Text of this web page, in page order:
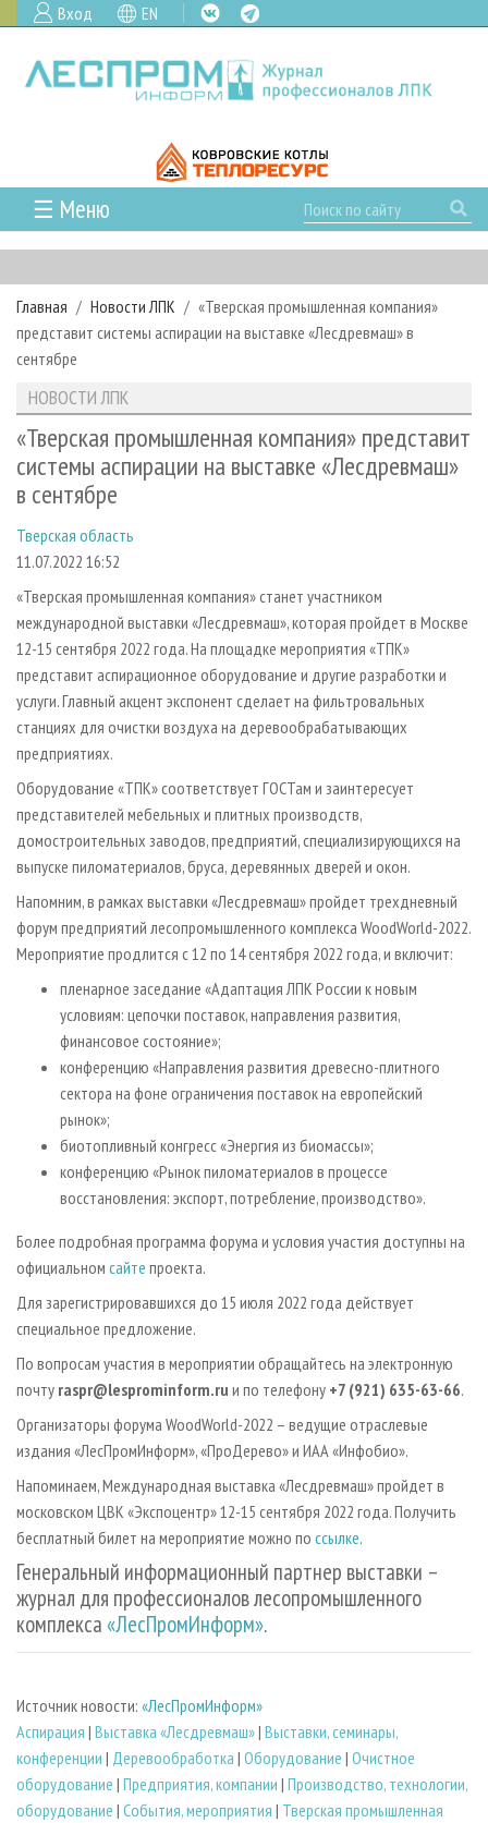
Вход EN
☰ Меню
ГЛАВНАЯ
РУБРИКИ И ТЕМЫ
РУБРИКИ ЖУРНАЛА
ЛЕСНОЕ ХОЗЯЙСТВО
ЛЕСОЗАГОТОВКА
ЛЕСОПИЛЕНИЕ
ДЕРЕВООБРАБОТКА
СУШКА ДРЕВЕСИНЫ
ПРОИЗВОДСТВО ДРЕВЕСНЫХ ПЛИТ
ДЕРЕВЯННОЕ ДОМОСТРОЕНИЕ
ПРОИЗВОДСТВО МЕБЕЛИ
БИОЭНЕРГЕТИКА
ЦБП
ИНСТРУМЕНТ И МАТЕРИАЛЫ
НОВОСТИ
КАЛЕНДАРЬ СОБЫТИЙ
НОВОСТИ ЛПК
НОВОСТИ ЖУРНАЛА
НОВОСТИ КОМПАНИЙ
ПРОЕКТЫ ЛПИ
АНАЛИТИКА
ПРЕДПРИЯТИЯ ЛПК
ЛЕСНЫЕ РЕГИОНЫ РОССИИ
ПЕРСОНЫ
МОБИЛЬНЫЕ ВЫСТАВКИ
ПРИОРИТЕТНЫЕ ИНВЕСТПРОЕКТЫ
RUSSIAN FORESTRY REVIEW
ГАЗЕТА ЛЕСПРОМФОРУМ
БИБЛИОТЕКА СПЕЦИАЛИСТА
АРХИВ
АРХИВ ЖУРНАЛОВ
СТАТЬИ
О ЖУРНАЛЕ
ПОДПИСКА
КОНТАКТЫ
РЕКЛАМОДАТЕЛЯМ
РЕКЛАМА
РЕКЛАМА НА САЙТЕ
Главная Новости ЛПК
«Тверская промышленная компания»
представит системы аспирации на выставке «Лесдревмаш» в
сентябре
НОВОСТИ ЛПК
«Тверская промышленная компания» представит
системы аспирации на выставке «Лесдревмаш»
в сентябре
Тверская область
11.07.2022 16:52
«Тверская промышленная компания» станет участником
международной выставки «Лесдревмаш», которая пройдет в Москве
12-15 сентября 2022 года. На площадке мероприятия «ТПК»
представит аспирационное оборудование и другие разработки и
услуги. Главный акцент экспонент сделает на фильтровальных
станциях для очистки воздуха на деревообрабатывающих
предприятиях.
Оборудование «ТПК» соответствует ГОСТам и заинтересует
представителей мебельных и плитных производств,
домостроительных заводов, предприятий, специализирующихся на
выпуске пиломатериалов, бруса, деревянных дверей и окон.
Напомним, в рамках выставки «Лесдревмаш» пройдет трехдневный
форум предприятий лесопромышленного комплекса WoodWorld-2022.
Мероприятие продлится с 12 по 14 сентября 2022 года, и включит:
пленарное заседание «Адаптация ЛПК России к новым
условиям: цепочки поставок, направления развития,
финансовое состояние»;
конференцию «Направления развития древесно-плитного
сектора на фоне ограничения поставок на европейский
рынок»;
биотопливный конгресс «Энергия из биомассы»;
конференцию «Рынок пиломатериалов в процессе
восстановления: экспорт, потребление, производство».
Более подробная программа форума и условия участия доступны на
официальном сайте проекта.
Для зарегистрировавшихся до 15 июля 2022 года действует
специальное предложение.
По вопросам участия в мероприятии обращайтесь на электронную
почту raspr@lesprominform.ru и по телефону +7 (921) 635-63-66.
Организаторы форума WoodWorld-2022 – ведущие отраслевые
издания «ЛесПромИнформ», «ПроДерево» и ИАА «Инфобио».
Напоминаем, Международная выставка «Лесдревмаш» пройдет в
московском ЦВК «Экспоцентр» 12-15 сентября 2022 года. Получить
бесплатный билет на мероприятие можно по ссылке.
Генеральный информационный партнер выставки –
журнал для профессионалов лесопромышленного
комплекса«ЛесПромИнформ».
Источник новости: «ЛесПромИнформ»
Аспирация | Выставка «Лесдревмаш»| Выставки, семинары,
конференции | Деревообработка | Оборудование | Очистное
оборудование | Предприятия, компании | Производство, технологии,
оборудование | События, мероприятия | Тверская промышленная